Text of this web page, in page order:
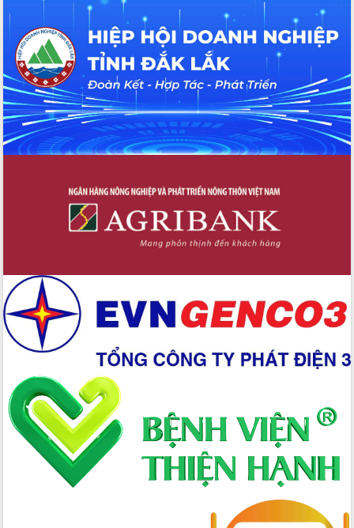
Bệnh án điện tử thúc đẩy chuyển đổi
số y tế tại Đắk Lắk
Chuyển đổi số thư viện: Mở rộng
không gian tri thức trong thời đại số
Đánh giá, rút kinh nghiệm công tác tổ
chức diễn tập trước ngày bầu cử
Chương trình “Gặp gỡ hữu nghị –
Friendship Meeting New Year 2026”
Bầu cử Quốc hội và HĐND: Cử tri Đắk
Đắk Lắk sẵn sàng các điều kiện cho
Ngày hội bầu cử đại biểu Quốc hội
khóa XVI và HĐND các cấp nhiệm kỳ
hội và đại biểu HĐND các cấp diễn ra
an toàn, hiệu quả, đúng quy định
Thủ tướng Chính phủ Phạm Minh Chính
kiểm tra, chỉ đạo hoàn thành các dự
án cao tốc và thăm khu tái định cư tại
Sôi nổi Hội đua ngựa truyền thống Gò
Thì Thùng mừng Xuân Bính Ngọ 2026
Lãnh đạo tỉnh dâng hương tưởng niệm
tại Đập Đồng Cam đầu Xuân Bính Ngọ
Ngành nông nghiệp phấn đấu tăng
trưởng đạt 5,86% trong năm 2026